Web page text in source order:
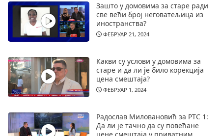
Зашто у домовима за старе ради
све већи број неговатељица из
иностранства?
ФЕБРУАР 21, 2024
Какви су услови у домовима за
старе и да ли је било корекција
цена смештаја?
ФЕБРУАР 1, 2024
Радослав Миловановић за РТС 1:
Да ли је тачно да су повећане